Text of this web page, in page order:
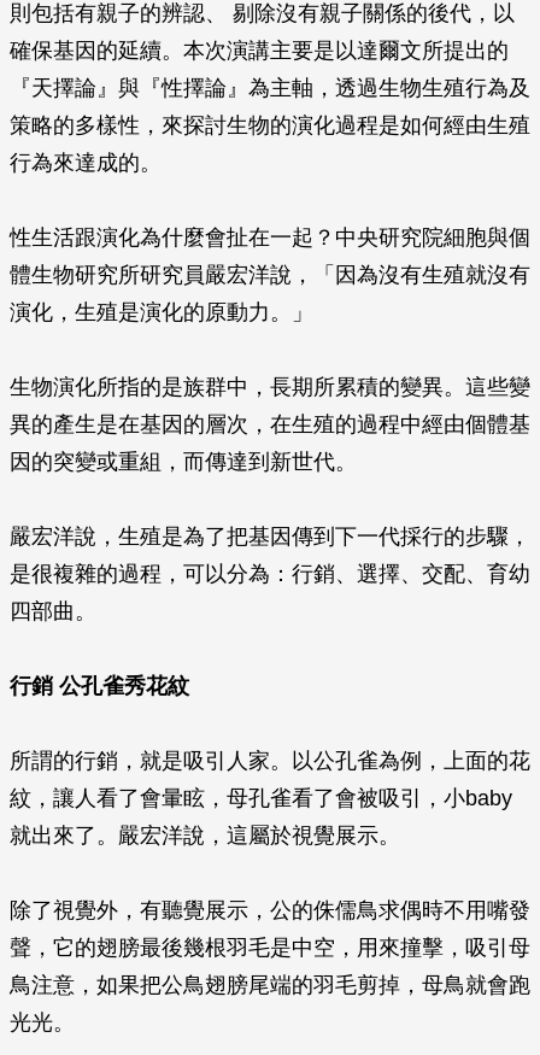
則包括有親子的辨認、 剔除沒有親子關係的後代，以
確保基因的延續。本次演講主要是以達爾文所提出的
『天擇論』與『性擇論』為主軸，透過生物生殖行為及
策略的多樣性，來探討生物的演化過程是如何經由生殖
行為來達成的。
性生活跟演化為什麼會扯在一起？中央研究院細胞與個
體生物研究所研究員嚴宏洋說，「因為沒有生殖就沒有
演化，生殖是演化的原動力。」
生物演化所指的是族群中，長期所累積的變異。這些變
異的產生是在基因的層次，在生殖的過程中經由個體基
因的突變或重組，而傳達到新世代。
嚴宏洋說，生殖是為了把基因傳到下一代採行的步驟，
是很複雜的過程，可以分為：行銷、選擇、交配、育幼
四部曲。
行銷 公孔雀秀花紋
所謂的行銷，就是吸引人家。以公孔雀為例，上面的花
紋，讓人看了會暈眩，母孔雀看了會被吸引，小baby
就出來了。嚴宏洋說，這屬於視覺展示。
除了視覺外，有聽覺展示，公的侏儒鳥求偶時不用嘴發
聲，它的翅膀最後幾根羽毛是中空，用來撞擊，吸引母
鳥注意，如果把公鳥翅膀尾端的羽毛剪掉，母鳥就會跑
光光。